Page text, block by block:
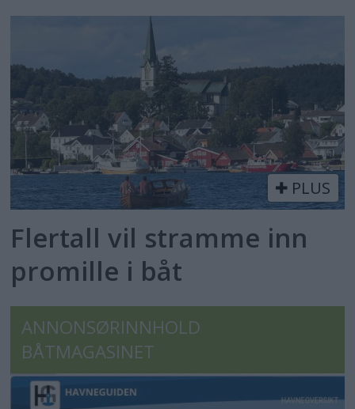
PLUS
Flertall vil stramme inn
promille i båt
ANNONSØRINNHOLD
BÅTMAGASINET